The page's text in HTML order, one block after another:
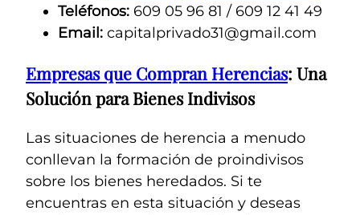
Teléfonos: 609 05 96 81 / 609 12 41 49
Email: capitalprivado31@gmail.com
Empresas que Compran Herencias: Una
Solución para Bienes Indivisos
Las situaciones de herencia a menudo
conllevan la formación de proindivisos
sobre los bienes heredados. Si te
encuentras en esta situación y deseas